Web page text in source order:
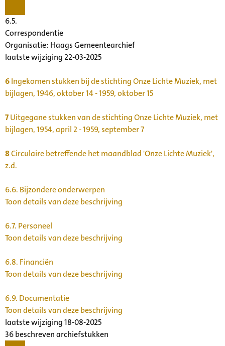
6.5.
Correspondentie
Organisatie: Haags Gemeentearchief
laatste wijziging 22-03-2025
6Ingekomen stukken bij de stichting Onze Lichte Muziek, met
bijlagen, 1946, oktober 14 - 1959, oktober 15
7Uitgegane stukken van de stichting Onze Lichte Muziek, met
bijlagen, 1954, april 2 - 1959, september 7
8Circulaire betreffende het maandblad 'Onze Lichte Muziek',
z.d.
6.6. Bijzondere onderwerpen
Toon details van deze beschrijving
6.7. Personeel
Toon details van deze beschrijving
6.8. Financiën
Toon details van deze beschrijving
6.9. Documentatie
Toon details van deze beschrijving
laatste wijziging 18-08-2025
36 beschreven archiefstukken